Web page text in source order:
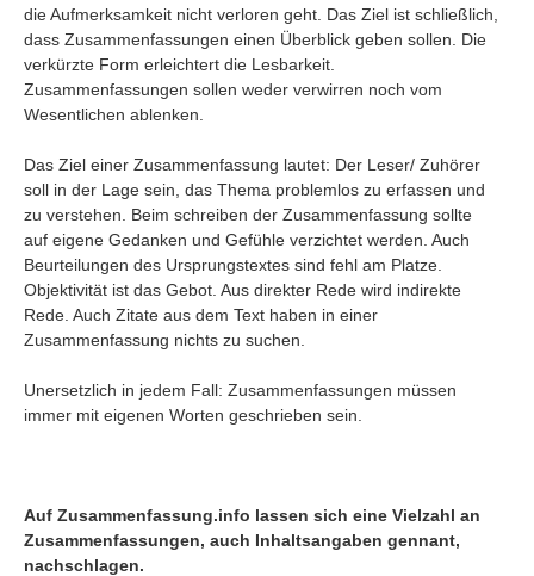
die Aufmerksamkeit nicht verloren geht. Das Ziel ist schließlich,
dass Zusammenfassungen einen Überblick geben sollen. Die
verkürzte Form erleichtert die Lesbarkeit.
Zusammenfassungen sollen weder verwirren noch vom
Wesentlichen ablenken.
Das Ziel einer Zusammenfassung lautet: Der Leser/ Zuhörer
soll in der Lage sein, das Thema problemlos zu erfassen und
zu verstehen. Beim schreiben der Zusammenfassung sollte
auf eigene Gedanken und Gefühle verzichtet werden. Auch
Beurteilungen des Ursprungstextes sind fehl am Platze.
Objektivität ist das Gebot. Aus direkter Rede wird indirekte
Rede. Auch Zitate aus dem Text haben in einer
Zusammenfassung nichts zu suchen.
Unersetzlich in jedem Fall: Zusammenfassungen müssen
immer mit eigenen Worten geschrieben sein.
Auf Zusammenfassung.info lassen sich eine Vielzahl an
Zusammenfassungen, auch Inhaltsangaben gennant,
nachschlagen.